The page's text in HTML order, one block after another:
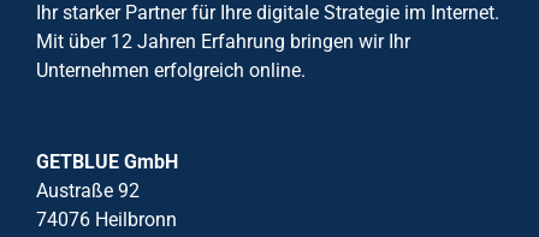
Ihr starker Partner für Ihre digitale Strategie im Internet.
Mit über 12 Jahren Erfahrung bringen wir Ihr
Unternehmen erfolgreich online.
GETBLUE GmbH
Austraße 92
74076 Heilbronn